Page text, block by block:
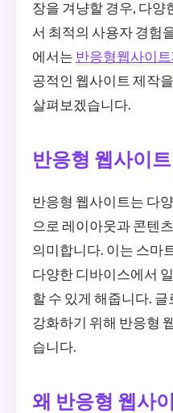
장을 겨냥할 경우, 다양
서 최적의 사용자 경험
에서는 반응형웹사이
공적인 웹사이트 제작
살펴보겠습니다.
반응형 웹사이
반응형 웹사이트는 다
으로 레이아웃과 콘텐
의미합니다. 이는 스마
다양한 디바이스에서
할 수 있게 해줍니다.
강화하기 위해 반응형
습니다.
왜 반응형 웹사